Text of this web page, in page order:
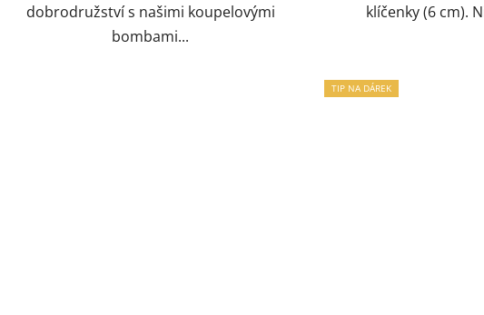
dobrodružství s našimi koupelovými
bombami...
klíčenky (6 cm).
TIP NA DÁREK